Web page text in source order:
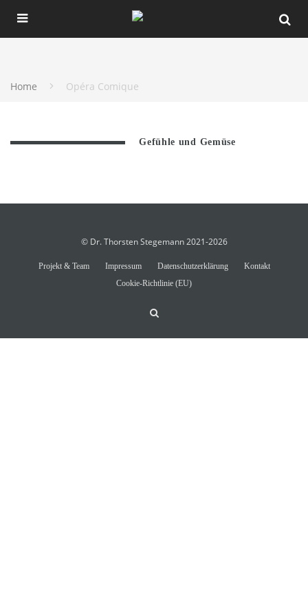
Home Opéra Comique
Gefühle und Gemüse
© Dr. Thorsten Stegemann 2021-2026
Projekt & Team Impressum Datenschutzerklärung
Kontakt
Cookie-Richtlinie (EU)